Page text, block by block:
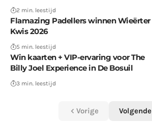
2 min. leestijd
Flamazing Padellers winnen Wieërter
Kwis 2026
5 min. leestijd
Win kaarten + VIP-ervaring voor The
Billy Joel Experience in De Bosuil
3 min. leestijd
Vorige Volgende